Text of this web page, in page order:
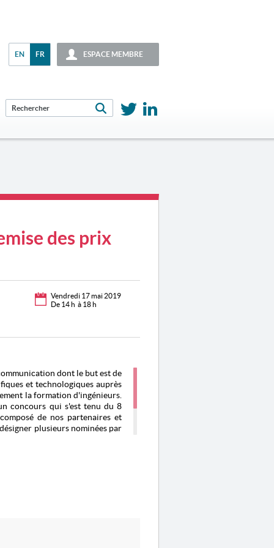
ESPACE MEMBRE
EN FR
des prix
Vendredi 17 mai 2019
De 14 h à 18 h
dont le but est de
et technologiques auprès
la formation d'ingénieurs.
concours qui s'est tenu du 8
de nos partenaires et
plusieurs nominées par